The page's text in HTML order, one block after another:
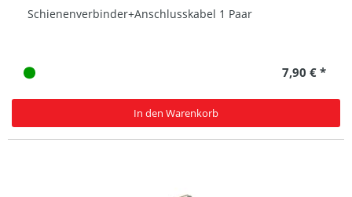
Schienenverbinder+Anschlusskabel 1 Paar
7,90 € *
In den Warenkorb